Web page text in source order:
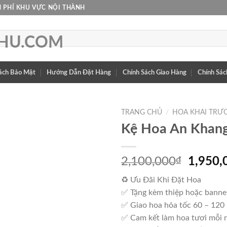
KHU VỰC NỘI THÀNH
Bảo Mật Hướng Dẫn Đặt Hàng Chính Sách Giao Hàng Chính
TRANG CHỦ / HOA KHAI
Kệ Hoa An
2,100,000₫
Giá
là:
♻ Ưu Đãi Khi Đặt Hoa
✅ Tặng kèm thiệp hoặc
✅ Giao hoa hỏa tốc 60 –
✅ Cam kết làm hoa tươi mỗi